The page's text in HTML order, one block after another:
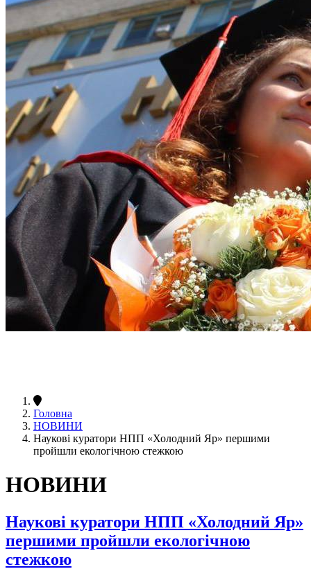
Головна
НОВИНИ
Наукові куратори НПП «Холодний Яр» першими
пройшли екологічною стежкою
НОВИНИ
Наукові куратори НПП «Холодний Яр»
першими пройшли екологічною
стежкою